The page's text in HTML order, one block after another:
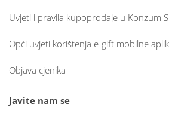
Uvjeti i pravila kupoprodaje u Konzum
Opći uvjeti korištenja e-gift mobilne
Objava cjenika
Javite nam se